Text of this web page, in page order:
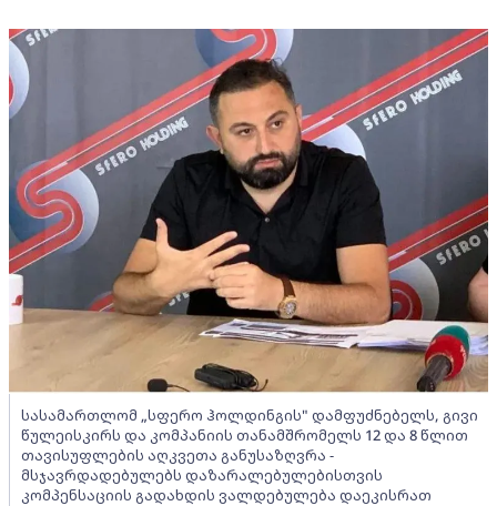
სასამართლომ „სფერო ჰოლდინგის" დამფუძნებელს, გივი
წულეისკირს და კომპანიის თანამშრომელს 12 და 8 წლით
თავისუფლების აღკვეთა განუსაზღვრა -
მსჯავრდადებულებს დაზარალებულებისთვის
კომპენსაციის გადახდის ვალდებულება დაეკისრათ